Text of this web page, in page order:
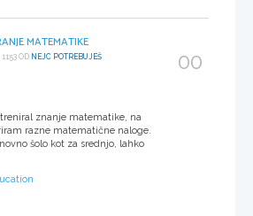
MATEMATIKE
OD NEJC POTREBUJEŠ
znanje matematike, na
razne matematične naloge.
šolo kot za srednjo, lahko
00